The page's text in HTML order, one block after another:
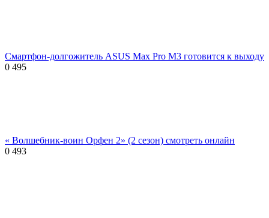
Смартфон-долгожитель ASUS Max Pro M3 готовится к выходу
0 495
« Волшебник-воин Орфен 2» (2 сезон) смотреть онлайн
0 493